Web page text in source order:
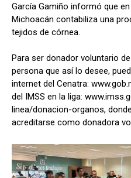
García Gamiño informó que
Michoacán contabiliza una
tejidos de córnea.
Para ser donador voluntario
persona que así lo desee,
internet del Cenatra:
del IMSS en la liga:
linea/donacion-organos,
acreditarse como donadora